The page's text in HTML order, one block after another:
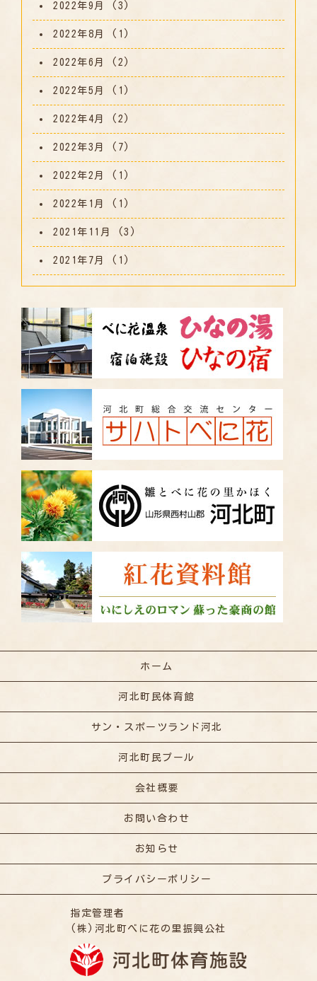
2022年9月 (3)
2022年8月 (1)
2022年6月 (2)
2022年5月 (1)
2022年4月 (2)
2022年3月 (7)
2022年2月 (1)
2022年1月 (1)
2021年11月 (3)
2021年7月 (1)
ホーム
河北町民体育館
サン・スポーツランド河北
河北町民プール
会社概要
お問い合わせ
お知らせ
プライバシーポリシー
指定管理者
(株)河北町べに花の里振興公社